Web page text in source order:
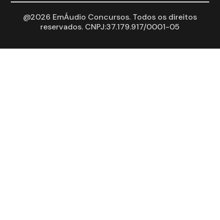
@2026 EmÁudio Concursos. Todos os direitos
reservados. CNPJ:37.179.917/0001-05